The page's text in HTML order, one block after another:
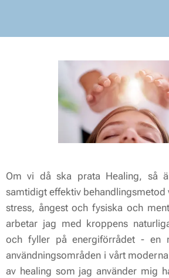
Om vi då ska prata Healing, så
samtidigt effektiv behandlingsmetod
stress, ångest och fysiska och
arbetar jag med kroppens
och fyller på energiförrådet - en
användningsområden i vårt
av healing som jag använder mig